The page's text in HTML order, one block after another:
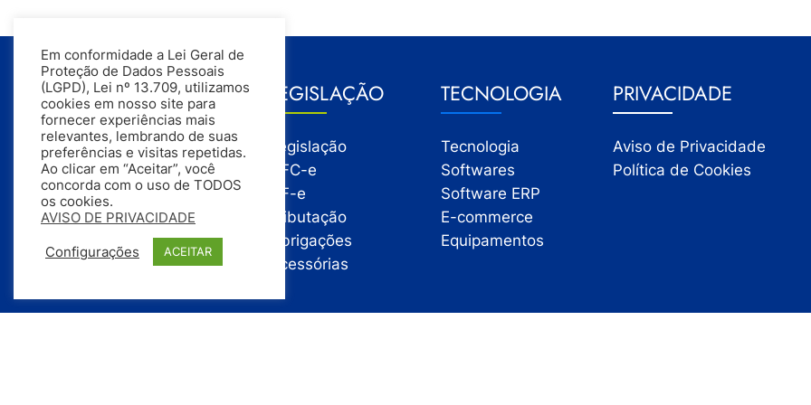
GESTÃO
Gestão
Gestão Financeira
Gestão de Pessoas
Compras
Estoque
Vendas
LEGISLAÇÃO
Legislação
NFC-e
NF-e
Tributação
Obrigações
Acessórias
TECNOLOGIA
Tecnologia
Softwares
Software ERP
E-commerce
Equipamentos
PRIVACIDADE
Aviso de Privacidade
Política de Cookies
Em conformidade a Lei Geral de
Proteção de Dados Pessoais
(LGPD), Lei nº 13.709, utilizamos
cookies em nosso site para
fornecer experiências mais
relevantes, lembrando de suas
preferências e visitas repetidas.
Ao clicar em “Aceitar”, você
concorda com o uso de TODOS
os cookies.
AVISO DE PRIVACIDADE
Configurações ACEITAR